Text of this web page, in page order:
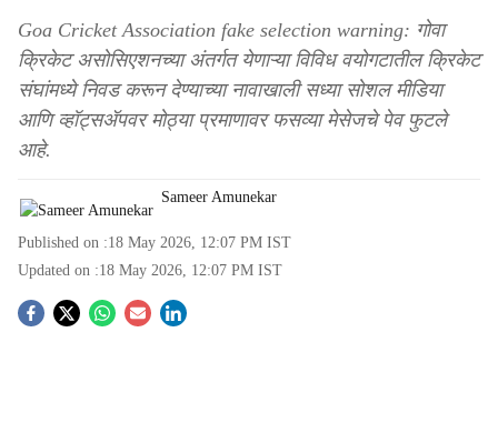
Goa Cricket Association fake selection warning: गोवा
क्रिकेट असोसिएशनच्या अंतर्गत येणाऱ्या विविध वयोगटातील क्रिकेट
संघांमध्ये निवड करून देण्याच्या नावाखाली सध्या सोशल मीडिया
आणि व्हॉट्सॲपवर मोठ्या प्रमाणावर फसव्या मेसेजचे पेव फुटले
आहे.
Sameer Amunekar
Published on :18 May 2026, 12:07 PM IST
Updated on :18 May 2026, 12:07 PM IST
S